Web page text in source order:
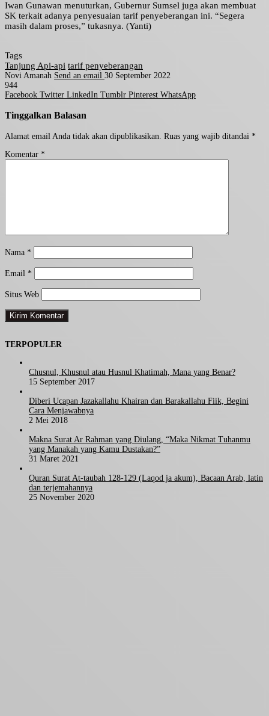
Iwan Gunawan menuturkan, Gubernur Sumsel juga akan membuat
SK terkait adanya penyesuaian tarif penyeberangan ini. “Segera
masih dalam proses,” tukasnya. (Yanti)
Tags
Tanjung Api-api tarif penyeberangan
Novi Amanah Send an email 30 September 2022
944
Facebook Twitter LinkedIn Tumblr Pinterest WhatsApp
Tinggalkan Balasan
Alamat email Anda tidak akan dipublikasikan. Ruas yang wajib ditandai *
Komentar *
Nama *
Email *
Situs Web
TERPOPULER
Chusnul, Khusnul atau Husnul Khatimah, Mana yang Benar?
15 September 2017
Diberi Ucapan Jazakallahu Khairan dan Barakallahu Fiik, Begini
Cara Menjawabnya
2 Mei 2018
Makna Surat Ar Rahman yang Diulang, “Maka Nikmat Tuhanmu
yang Manakah yang Kamu Dustakan?”
31 Maret 2021
Quran Surat At-taubah 128-129 (Laqod ja akum), Bacaan Arab, latin
dan terjemahannya
25 November 2020